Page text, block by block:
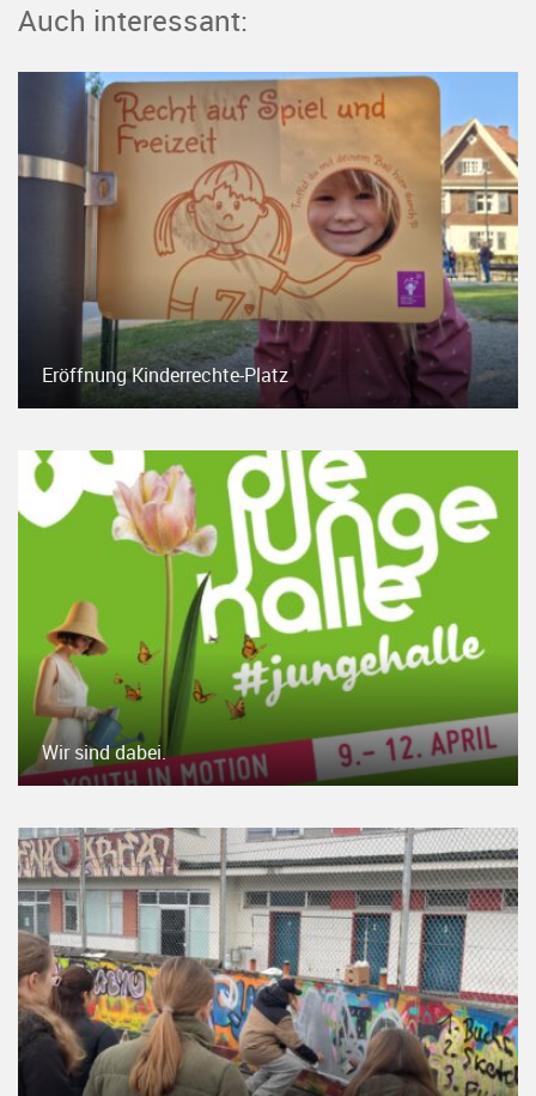
Auch interessant:
Eröffnung Kinderrechte-Platz
Wir sind dabei.